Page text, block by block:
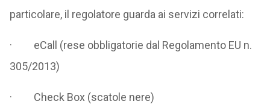
particolare, il regolatore guarda ai servizi correlati:
· eCall (rese obbligatorie dal Regolamento EU n.
305/2013)
· Check Box (scatole nere)